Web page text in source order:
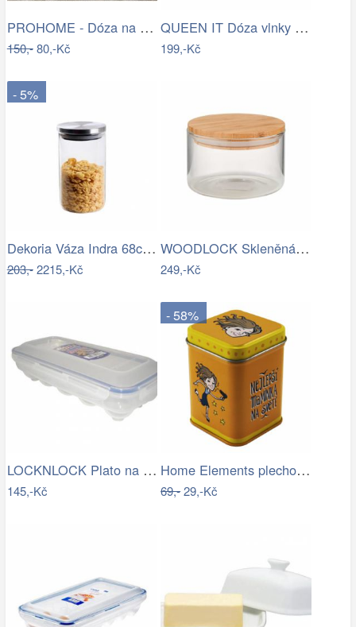
PROHOME - Dóza na máslo
150,-80,-Kč
QUEEN IT Dóza vlnky 400 ml
199,-Kč
- 5%
Dekoria Váza Indra 68cm, 15 x 68 cm
203,-2215,-Kč
WOODLOCK Skleněná dóza 550 ml - čirá…
249,-Kč
LOCKNLOCK Plato na vajíčka, 10 ks vajec…
145,-Kč
- 58%
Home Elements plechová dóza Nejlepší…
69,-29,-Kč